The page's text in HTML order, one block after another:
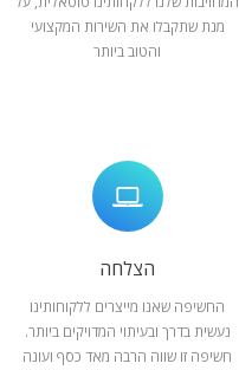
מנת שתקבלו את השירות המקצועי
והטוב ביותר
הצלחה
החשיפה שאנו מייצרים ללקוחותינו
נעשית בדרך ובעיתוי המדויקים ביותר.
חשיפה זו שווה הרבה מאד כסף ועונה